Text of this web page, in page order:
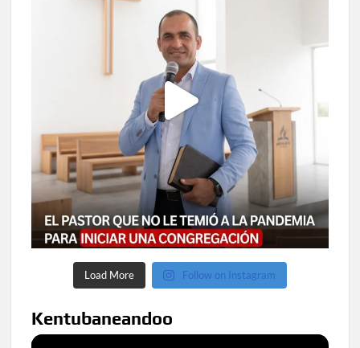
Load More Follow on Instagram
Kentubaneandoo